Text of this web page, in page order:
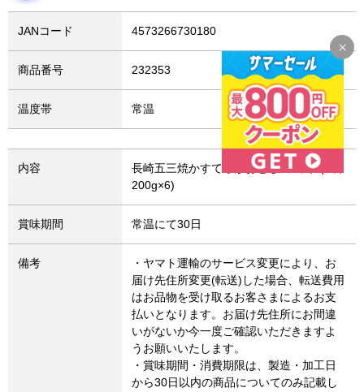
JANコード 4573266730180
商品番号 232353
温度帯 常温
内容
長崎五三焼かすてら形おとし6パック(1袋
200g×6)
賞味期間 常温にて30日
備考
・ヤマト運輸のサービス変更により、お
届け先住所変更(転送)した場合、転送費用
はお品物を受け取るお客さまによるお支
払いとなります。お届け先住所にお間違
いがないか今一度ご確認いただきますよ
うお願いいたします。
・賞味期間・消費期限は、製造・加工日
から30日以内の商品についてのみ記載し